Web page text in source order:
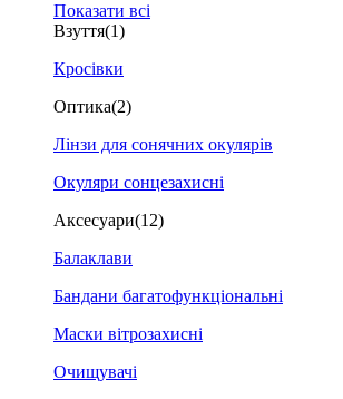
Показати всі
Взуття(1)
Кросівки
Оптика(2)
Лінзи для сонячних окулярів
Окуляри сонцезахисні
Аксесуари(12)
Балаклави
Бандани багатофункціональні
Маски вітрозахисні
Очищувачі